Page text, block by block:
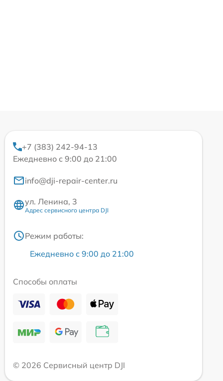
+7 (383) 242-94-13
Ежедневно с 9:00 до 21:00
info@dji-repair-center.ru
ул. Ленина, 3
Адрес сервисного центра DJI
Режим работы:
Ежедневно с 9:00 до 21:00
Способы оплаты
© 2026 Сервисный центр DJI